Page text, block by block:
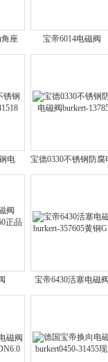
角座
品
宝帝6014电磁阀
24VDC8W通用线圈
电
宝德0330不锈钢防腐
磁阀burkert-137859
正
宝帝6430活塞电磁阀
burkert-357605黄铜